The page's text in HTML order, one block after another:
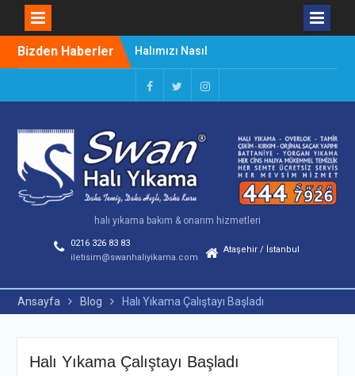
Bizden Haberler
Halımızı Nasıl
Kullanmalıyız
Halı Yıkama Çalıştayı
Başladı
Facebook
TwitterInstagram
halı yıkama bakım & onarım hizmetleri
0216 326 83 83
iletisim@swanhaliyikama.com
Ataşehir / İstanbul
Ansayfa Blog Halı Yıkama Çalıştayı Başladı
Halı Yıkama Çalıştayı Başladı